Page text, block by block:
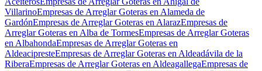
VillarinoEmpresas de Arreglar Goteras en Alameda de
GardónEmpresas de Arreglar Goteras en AlarazEmpresas de
Arreglar Goteras en Alba de TormesEmpresas de Arreglar Goteras
en AlbahondaEmpresas de Arreglar Goteras en
AldeacipresteEmpresas de Arreglar Goteras en Aldeadávila de la
RiberaEmpresas de Arreglar Goteras en AldeagallegaEmpresas de